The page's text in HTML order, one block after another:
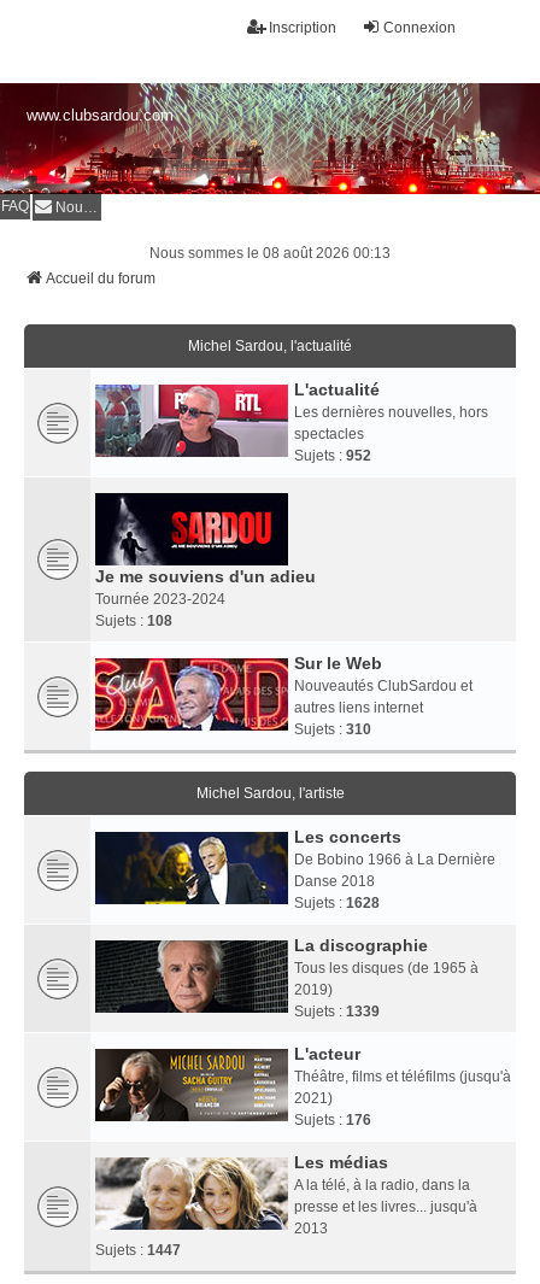
Connexion
Inscription
www.clubsardou.com
FAQ Nous contacter
Nous sommes le 08 août 2026 00:13
Accueil du forum
Michel Sardou, l'actualité
L'actualité
Les dernières nouvelles, hors
spectacles
Sujets : 952
Je me souviens d'un adieu
Tournée 2023-2024
Sujets : 108
Sur le Web
Nouveautés ClubSardou et
autres liens internet
Sujets : 310
Michel Sardou, l'artiste
Les concerts
De Bobino 1966 à La Dernière
Danse 2018
Sujets : 1628
La discographie
Tous les disques (de 1965 à
2019)
Sujets : 1339
L'acteur
Théâtre, films et téléfilms (jusqu'à
2021)
Sujets : 176
Les médias
A la télé, à la radio, dans la
presse et les livres... jusqu'à
2013
Sujets : 1447